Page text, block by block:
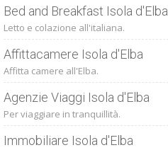
Bed and Breakfast Isola d'Elba
Letto e colazione all'italiana.
Affittacamere Isola d'Elba
Affitta camere all'Elba.
Agenzie Viaggi Isola d'Elba
Per viaggiare in tranquillità.
Immobiliare Isola d'Elba